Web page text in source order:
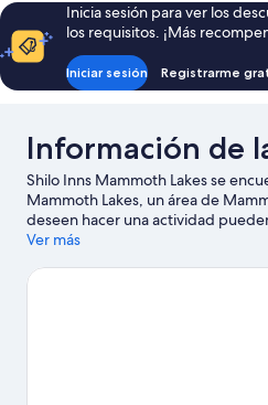
Inicia sesión para ver los
los requisitos. ¡Más
Iniciar sesión Registrarme
Información de
Shilo Inns Mammoth Lakes se
Mammoth Lakes, un área de
deseen hacer una actividad
Village y Telesilla de Eagle
Mammoth Mountain (complejo de
Ver más